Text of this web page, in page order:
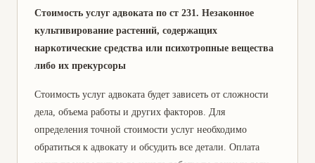
Стоимость услуг адвоката по ст 231. Незаконное
культивирование растений, содержащих
наркотические средства или психотропные вещества
либо их прекурсоры
Стоимость услуг адвоката будет зависеть от сложности
дела, объема работы и других факторов. Для
определения точной стоимости услуг необходимо
обратиться к адвокату и обсудить все детали. Оплата